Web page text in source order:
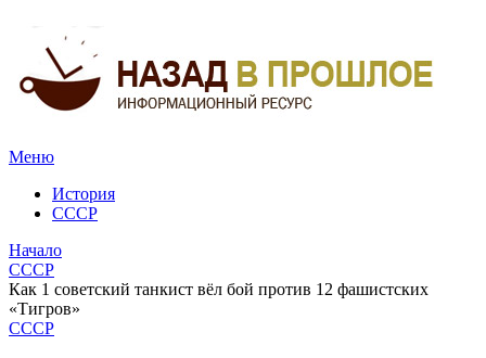
Меню
История
СССР
Начало
СССР
Как 1 советский танкист вёл бой против 12 фашистских
«Тигров»
СССР